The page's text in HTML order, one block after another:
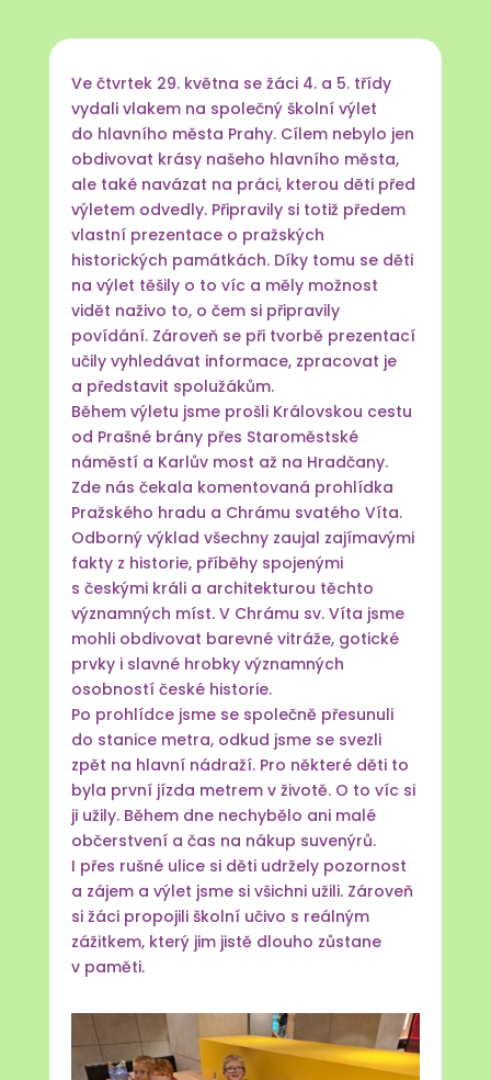
Ve čtvrtek 29. května se žáci 4. a 5. třídy
vydali vlakem na společný školní výlet
do hlavního města Prahy. Cílem nebylo jen
obdivovat krásy našeho hlavního města,
ale také navázat na práci, kterou děti před
výletem odvedly. Připravily si totiž předem
vlastní prezentace o pražských
historických památkách. Díky tomu se děti
na výlet těšily o to víc a měly možnost
vidět naživo to, o čem si připravily
povídání. Zároveň se při tvorbě prezentací
učily vyhledávat informace, zpracovat je
a představit spolužákům.
Během výletu jsme prošli Královskou cestu
od Prašné brány přes Staroměstské
náměstí a Karlův most až na Hradčany.
Zde nás čekala komentovaná prohlídka
Pražského hradu a Chrámu svatého Víta.
Odborný výklad všechny zaujal zajímavými
fakty z historie, příběhy spojenými
s českými králi a architekturou těchto
významných míst. V Chrámu sv. Víta jsme
mohli obdivovat barevné vitráže, gotické
prvky i slavné hrobky významných
osobností české historie.
Po prohlídce jsme se společně přesunuli
do stanice metra, odkud jsme se svezli
zpět na hlavní nádraží. Pro některé děti to
byla první jízda metrem v životě. O to víc si
ji užily. Během dne nechybělo ani malé
občerstvení a čas na nákup suvenýrů.
I přes rušné ulice si děti udržely pozornost
a zájem a výlet jsme si všichni užili. Zároveň
si žáci propojili školní učivo s reálným
zážitkem, který jim jistě dlouho zůstane
v paměti.